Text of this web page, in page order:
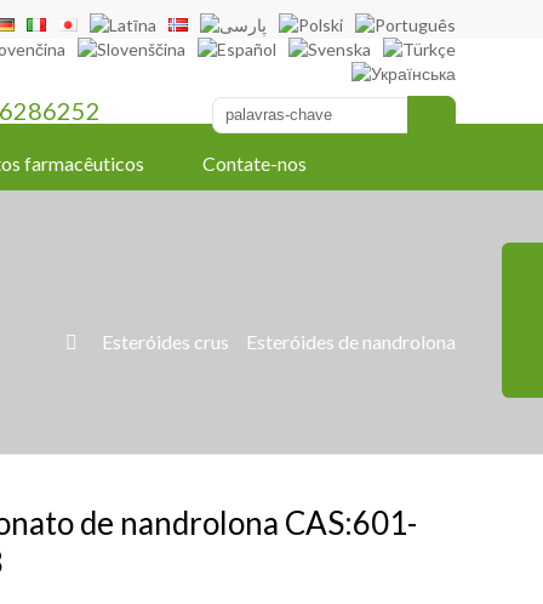
farmacêuticos Contate-nos
 Esteróides crus Esteróides de nandrolona
de nandrolona CAS:601-